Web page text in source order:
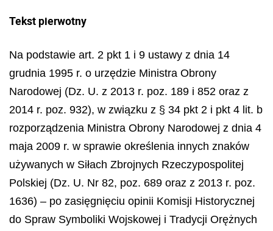
Tekst pierwotny
Na podstawie art. 2 pkt 1 i 9 ustawy z dnia 14
grudnia 1995 r. o urzędzie Ministra Obrony
Narodowej (Dz. U. z 2013 r. poz. 189 i 852 oraz z
2014 r. poz. 932), w związku z § 34 pkt 2 i pkt 4 lit. b
rozporządzenia Ministra Obrony Narodowej z dnia 4
maja 2009 r. w sprawie określenia innych znaków
używanych w Siłach Zbrojnych Rzeczypospolitej
Polskiej (Dz. U. Nr 82, poz. 689 oraz z 2013 r. poz.
1636) – po zasięgnięciu opinii Komisji Historycznej
do Spraw Symboliki Wojskowej i Tradycji Orężnych